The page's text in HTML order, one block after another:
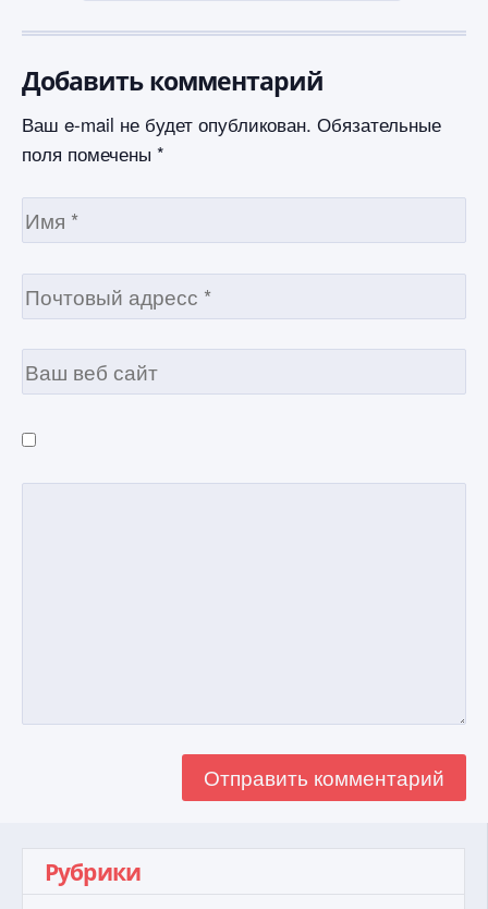
Добавить комментарий
Ваш e-mail не будет опубликован. Обязательные
поля помечены *
Рубрики